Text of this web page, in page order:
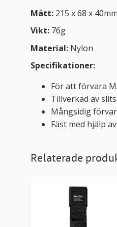
Mått: 215 x 68 x 40mm
Vikt: 76g
Material: Nylon
Specifikationer:
För att förvara
Tillverkad av
Mångsidig
Fäst med hjälp
Relaterade